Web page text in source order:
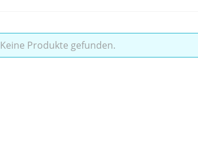
Keine Produkte gefunden.